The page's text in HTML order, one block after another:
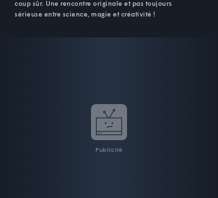
coup sûr. Une rencontre originale et pas toujours
sérieuse entre science, magie et créativité !
Publicité